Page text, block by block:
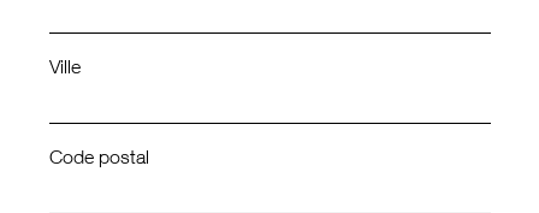
Ville
Code postal